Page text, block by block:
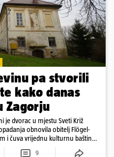
pa stvorili
kako danas
Zagorju
je dvorac u mjestu Sveti Križ
obnovila obitelj Flögel-
i čuva vrijednu kulturnu baštinu
9